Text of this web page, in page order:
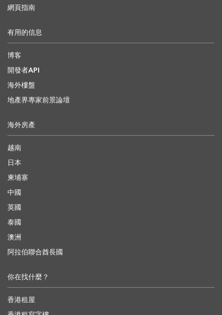
網頁指南
有用的信息
博客
開發者API
海外樓盤
地產界專家前景論壇
海外房產
越南
日本
柬埔寨
中國
英國
泰國
澳洲
阿拉伯聯合酋長國
你在找什麼？
香港租屋